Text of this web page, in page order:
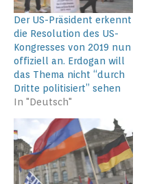
Der US-Präsident erkennt
die Resolution des US-
Kongresses von 2019 nun
offiziell an. Erdogan will
das Thema nicht “durch
Dritte politisiert” sehen
In "Deutsch"